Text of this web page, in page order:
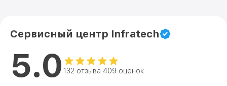
Сервисный центр Infratech
5.0 132 отзыва 409 оценок